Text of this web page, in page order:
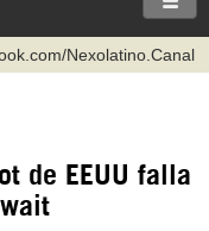
@nexo_latino
c/hispantv
+98 921 79 29 404
de EEUU falla